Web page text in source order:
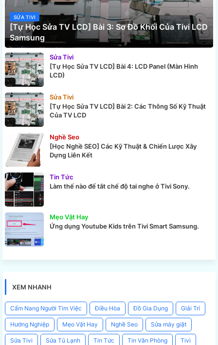
SỬA TIVI
[Tự Học Sửa TV LCD] Bài 3: Sơ Đồ Khối Của Tivi LCD
Samsung
Sửa Tivi
[Tự Học Sửa TV LCD] Bài 4: LCD Panel (Màn Hình
LCD)
Sửa Tivi
[Tự Học Sửa TV LCD] Bài 2: Các Thông Số Kỹ Thuật
Của TV LCD
Nghề Seo
[Học Nghề SEO] Các Kỹ Thuật & Chiến Lược Xây
Dựng Liên Kết
Tin Tức
Làm thế nào để tắt chế độ tai nghe ở Tivi Sony.
Mẹo Vặt Hay
Ứng dụng Youtube Kids trên Tivi Smart Samsung.
XEM NHANH
Cẩm Nang Người Tìm Việc Điều Hòa Đồ Gia Dụng Giải Trí
Hướng Nghiệp Mẹo Vặt Hay Nghề Seo Sửa máy giặt
Sửa Tivi Sửa Tủ Lạnh Tin Tức Tin Văn Phòng Tivi